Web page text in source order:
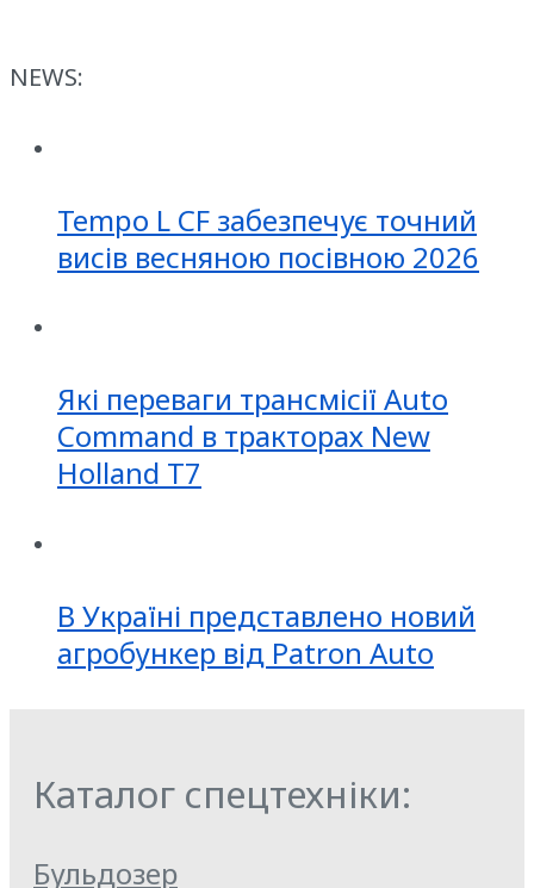
NEWS:
Tempo L CF забезпечує точний
висів весняною посівною 2026
Які переваги трансмісії Auto
Command в тракторах New
Holland T7
В Україні представлено новий
агробункер від Patron Auto
Каталог спецтехніки:
Бульдозер